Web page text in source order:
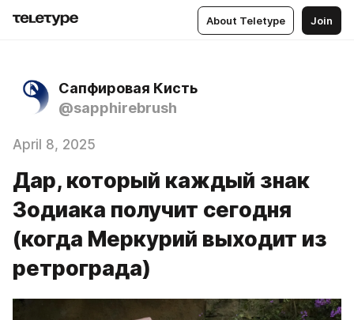
About Teletype Join
Сапфировая Кисть
@sapphirebrush
April 8, 2025
Дар, который каждый знак
Зодиака получит сегодня
(когда Меркурий выходит из
ретрограда)